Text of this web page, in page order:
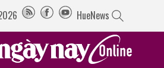
HueNews